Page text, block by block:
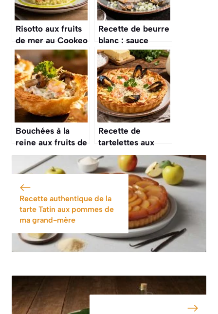
Risotto aux fruits
de mer au Cookeo
: recette facile et
rapide
Recette de beurre
blanc : sauce
parfaite pour
poissons et fruits
de mer
Bouchées à la
reine aux fruits de
mer : recette
savoureuse
Recette de
tartelettes aux
fruits de mer : un
délice marin
Recette authentique de la
tarte Tatin aux pommes de
ma grand-mère